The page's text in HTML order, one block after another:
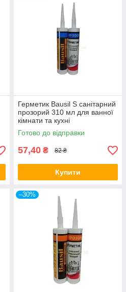
Герметик Bausil S санітарний
прозорий 310 мл для ванної
кімнати та кухні
Готово до відправки
57,40 ₴ 82 ₴
Купити
–30%